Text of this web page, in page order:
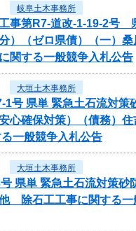
岐阜土木事務所
工事第R7-道改-1-19-2
）（ゼロ県債）（一）桑
関する一般競争入札公告
大垣土木事務所
1号 県単 緊急土石流対策
安心確保対策）（債務）
一般競争入札公告
大垣土木事務所
県単 緊急土石流対策砂
除石工工事に関する一